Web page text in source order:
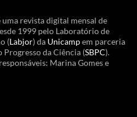
uma revista digital mensal de
1999 pelo Laboratório de
(Labjor) da Unicampem parceria
Progresso da Ciência (SBPC).
Marina Gomes e